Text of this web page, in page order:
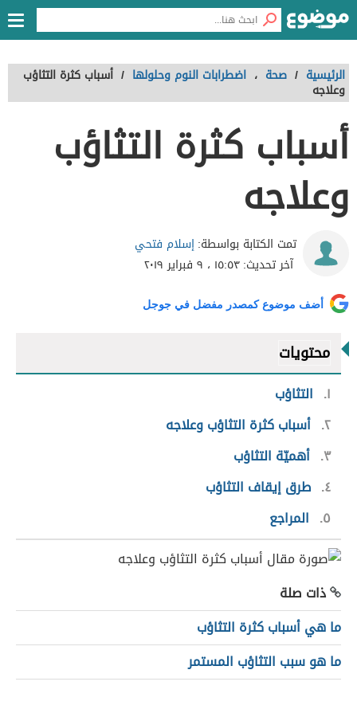
الرئيسية / صحة ، اضطرابات النوم وحلولها / أسباب كثرة التثاؤب
وعلاجه
أسباب كثرة التثاؤب
وعلاجه
تمت الكتابة بواسطة:إسلام فتحي
آخر تحديث:١٥:٥٣ ، ٩ فبراير ٢٠١٩
أضف موضوع كمصدر مفضل في جوجل
محتويات
١
التثاؤب
٢ أسباب كثرة التثاؤب وعلاجه
٣ أهميّة التثاؤب
٤ طرق إيقاف التثاؤب
٥
المراجع
ذات صلة
ما هي أسباب كثرة التثاؤب
ما هو سبب التثاؤب المستمر